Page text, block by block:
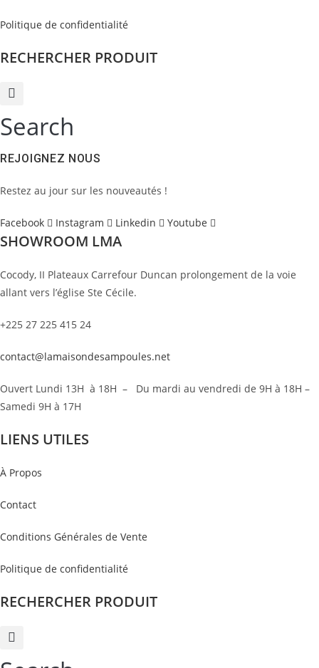
Politique de confidentialité
RECHERCHER PRODUIT
Search
REJOIGNEZ NOUS
Restez au jour sur les nouveautés !
Facebook Instagram Linkedin Youtube
SHOWROOM LMA
Cocody, II Plateaux Carrefour Duncan prolongement de la voie
allant vers l’église Ste Cécile.
+225 27 225 415 24
contact@lamaisondesampoules.net
Ouvert Lundi 13H à 18H – Du mardi au vendredi de 9H à 18H –
Samedi 9H à 17H
LIENS UTILES
À Propos
Contact
Conditions Générales de Vente
Politique de confidentialité
RECHERCHER PRODUIT